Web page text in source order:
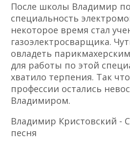
После школы Владимир
специальность
некоторое время стал
газоэлектросварщика.
овладеть
для работы по этой
хватило терпения. Так
профессии остались
Владимиром.
Владимир Кристовский -
песня